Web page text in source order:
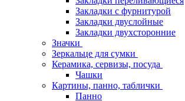
Закладки с фурнитурой
Закладки двуслойные
Закладки двухсторонние
Значки
Зеркальце для сумки
Керамика, сервизы, посуда
Чашки
Картины, панно, таблички
Панно